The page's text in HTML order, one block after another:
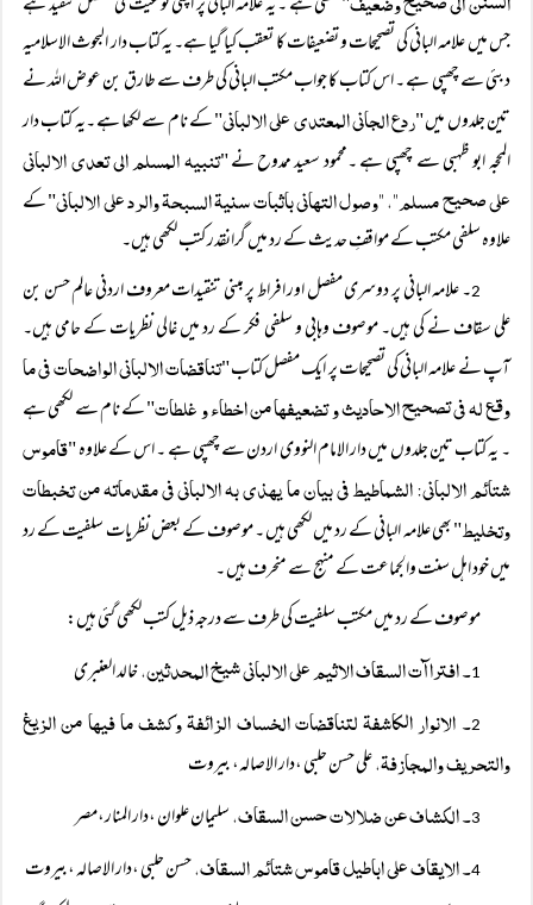
جس میں علامہ البانی کی تصحیحات و تضعیفات کا تعقب کیا گیا ہے۔ یہ کتاب دار البحوث الاسلامیہ
دبئی سے چھپی ہے ۔ اس کتاب کا جواب مکتب البانی کی طرف سے طارق بن عوض اللہ نے
تین جلدوں میں "ردع الجانی المعتدی علی الالبانی" کے نام سے لکھا ہے ۔یہ کتاب دار
المحجہ ابو ظہبی سے چھپی ہے ۔محمود سعید ممدوح نے "تنبیہ المسلم الی تعدی الالبانی
علی صحیح مسلم"، "وصول التھانی باثبات سنیۃ السبحۃ والرد علی الالبانی" کے
علاوہ سلفی مکتب کے مواقفِ حدیث کے رد میں گرانقدر کتب لکھی ہیں۔
2۔ علامہ البانی پر دوسری مفصل اور افراط پر مبنی تنقیدات معروف اردنی عالم حسن بن
علی سقاف نے کی ہیں۔ موصوف وہابی و سلفی فکر کے رد میں غالی نظریات کے حامی ہیں۔
آپ نے علامہ البانی کی تصحیحات پر ایک مفصل کتاب "تناقضات الالبانی الواضحات فی ما
وقع لہ فی تصحیح الاحادیث و تضعیفھا من اخطاء و غلطات" کے نام سے لکھی ہے
۔ یہ کتاب تین جلدوں میں دار الامام النووی اردن سے چھپی ہے ۔ اس کے علاوہ "قاموس
شتائم الالبانی: الشماطیط فی بیان ما یھذی بہ الالبانی فی مقدماتہ من تخبطات
وتخلیط" بھی علامہ البانی کے رد میں لکھی ہیں ۔ موصوف کے بعض نظریات سلفیت کے رد
میں خود اہل سنت والجماعت کے منہج سے منحرف ہیں ۔
موصوف کے رد میں مکتب سلفیت کی طرف سے درجہ ذیل کتب لکھی گئی ہیں:
1۔ افتراآت السقاف الاثیم علی الالبانی شیخ المحدثین،خالد العنبری
2۔ الانوار الکاشفۃ لتناقضات الخساف الزائفۃ وکشف ما فیھا من الزیغ
والتحریف والمجازفۃ،علی حسن حلبی ،دار الاصالہ، بیروت
3۔ الکشاف عن ضلالات حسن السقاف،سلیمان علوان ،دار المنار،مصر
4۔ الایقاف علی اباطیل قاموس شتائم السقاف،حسن حلبی ،دار الاصالہ ،بیروت